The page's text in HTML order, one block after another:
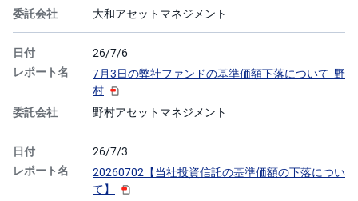
大和アセットマネジメント
26/7/6
7月3日の弊社ファンドの基準価額下落について_野
村
野村アセットマネジメント
26/7/3
20260702【当社投資信託の基準価額の下落につい
て】